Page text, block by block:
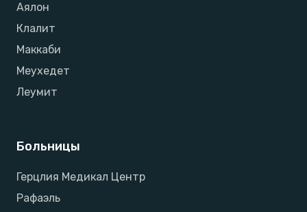
Аялон
Клалит
Маккаби
Меухедет
Леумит
Больницы
Герцлия Медикал Центр
Рафаэль